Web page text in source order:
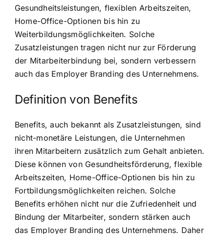
Gesundheitsleistungen, flexiblen Arbeitszeiten,
Home-Office-Optionen bis hin zu
Weiterbildungsmöglichkeiten. Solche
Zusatzleistungen tragen nicht nur zur Förderung
der Mitarbeiterbindung bei, sondern verbessern
auch das Employer Branding des Unternehmens.
Definition von Benefits
Benefits, auch bekannt als Zusatzleistungen, sind
nicht-monetäre Leistungen, die Unternehmen
ihren Mitarbeitern zusätzlich zum Gehalt anbieten.
Diese können von Gesundheitsförderung, flexible
Arbeitszeiten, Home-Office-Optionen bis hin zu
Fortbildungsmöglichkeiten reichen. Solche
Benefits erhöhen nicht nur die Zufriedenheit und
Bindung der Mitarbeiter, sondern stärken auch
das Employer Branding des Unternehmens. Daher